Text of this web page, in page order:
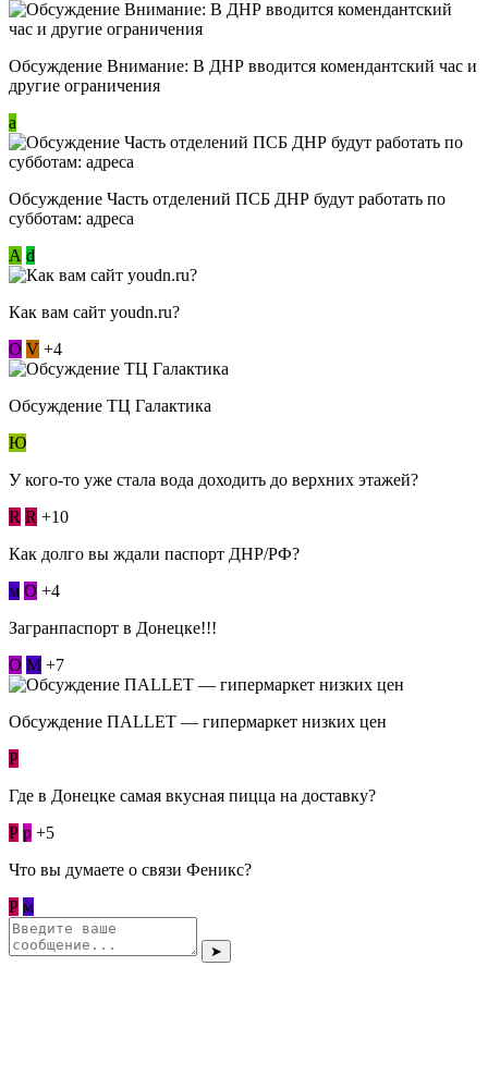
Обсуждение Внимание: В ДНР вводится комендантский час и
другие ограничения
a
Обсуждение Часть отделений ПСБ ДНР будут работать по
субботам: адреса
А d
Как вам сайт youdn.ru?
О V +4
Обсуждение ТЦ Галактика
Ю
У кого-то уже стала вода доходить до верхних этажей?
R R +10
Как долго вы ждали паспорт ДНР/РФ?
м О +4
Загранпаспорт в Донецке!!!
О М +7
Обсуждение ПАLLЕТ — гипермаркет низких цен
Р
Где в Донецке самая вкусная пицца на доставку?
Р p +5
Что вы думаете о связи Феникс?
Р м
➤